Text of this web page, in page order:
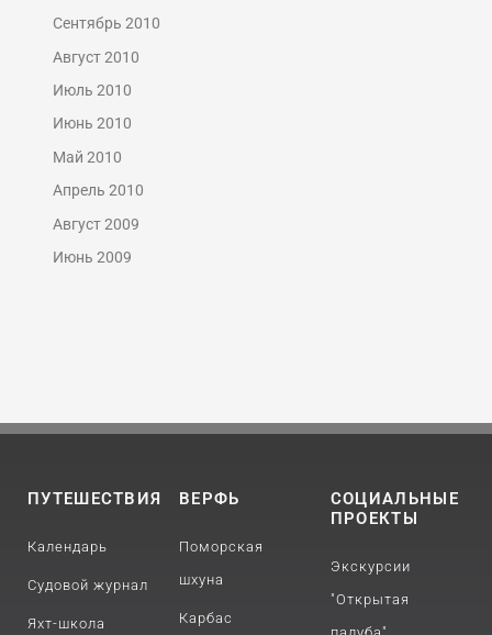
Сентябрь 2010
Август 2010
Июль 2010
Июнь 2010
Май 2010
Апрель 2010
Август 2009
Июнь 2009
ПУТЕШЕСТВИЯ
Календарь
Судовой журнал
Яхт-школа
ВЕРФЬ
Поморская
шхуна
Карбас
СОЦИАЛЬНЫЕ
ПРОЕКТЫ
Экскурсии
"Открытая